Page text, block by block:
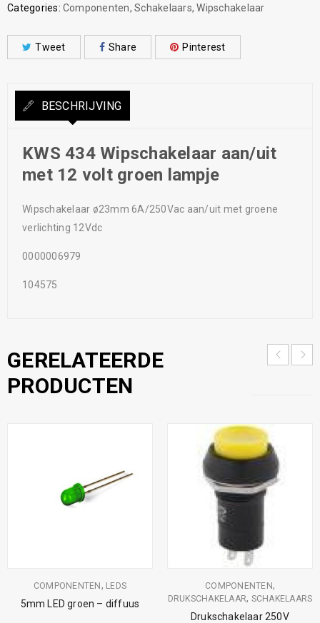
Categories: Componenten, Schakelaars,Wipschakelaar
Tweet Share Pinterest
BESCHRIJVING
KWS 434 Wipschakelaar aan/uit
met 12 volt groen lampje
Wipschakelaar ø23mm 6A/250Vac aan/uit met groene
verlichting 12Vdc
0000006979
104575
GERELATEERDE
PRODUCTEN
COMPONENTEN , LEDS
5mm LED groen – diffuus
COMPONENTEN,
DRUKSCHAKELAAR, SCHAKELAARS
Drukschakelaar 250V